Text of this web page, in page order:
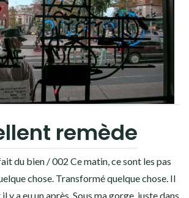
remède
du bien / 002 Ce matin, ce sont les pas
chose. Transformé quelque chose. Il
y a eu un après. Sous ma gorge, juste dans